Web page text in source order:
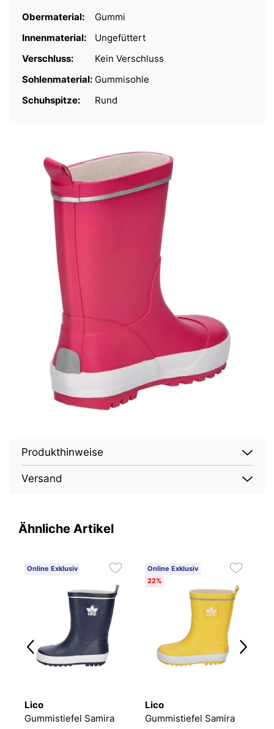
Obermaterial:
Gummi
Innenmaterial:
Ungefüttert
Verschluss:
Kein Verschluss
Sohlenmaterial: Gummisohle
Schuhspitze:
Rund
Produkthinweise
Versand
Ähnliche Artikel
Online Exklusiv
Lico
Gummistiefel Samira
Online Exklusiv
22%
Lico
Gummistiefel Samira